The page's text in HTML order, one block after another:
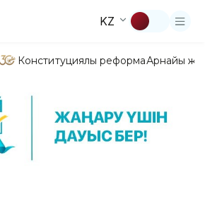
KZ
Конституциялық реформаАрнайы